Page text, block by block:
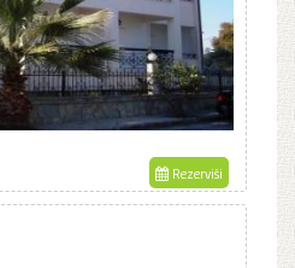
Rezerviši